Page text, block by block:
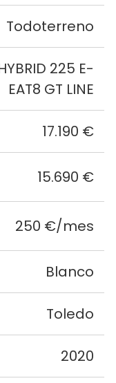
Todoterreno
225 E-
EAT8 GT LINE
17.190 €
15.690 €
250 €/mes
Blanco
Toledo
2020